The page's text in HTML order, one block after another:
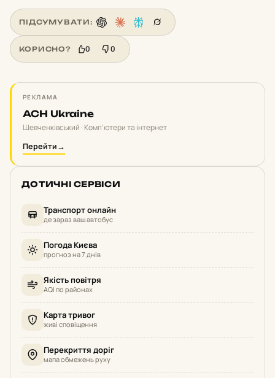
ПІДСУМУВАТИ:
КОРИСНО? 0 0
РЕКЛАМА
ACH Ukraine
Шевченківський · Комп'ютери та інтернет
Перейти→
ДОТИЧНІ СЕРВІСИ
Транспорт онлайн
де зараз ваш автобус
Погода Києва
прогноз на 7 днів
Якість повітря
AQI по районах
Карта тривог
живі сповіщення
Перекриття доріг
мапа обмежень руху